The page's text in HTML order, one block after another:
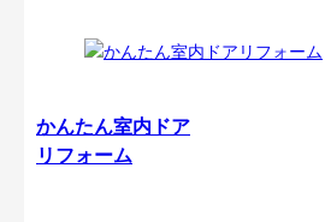
かんたん室内ドア
リフォーム